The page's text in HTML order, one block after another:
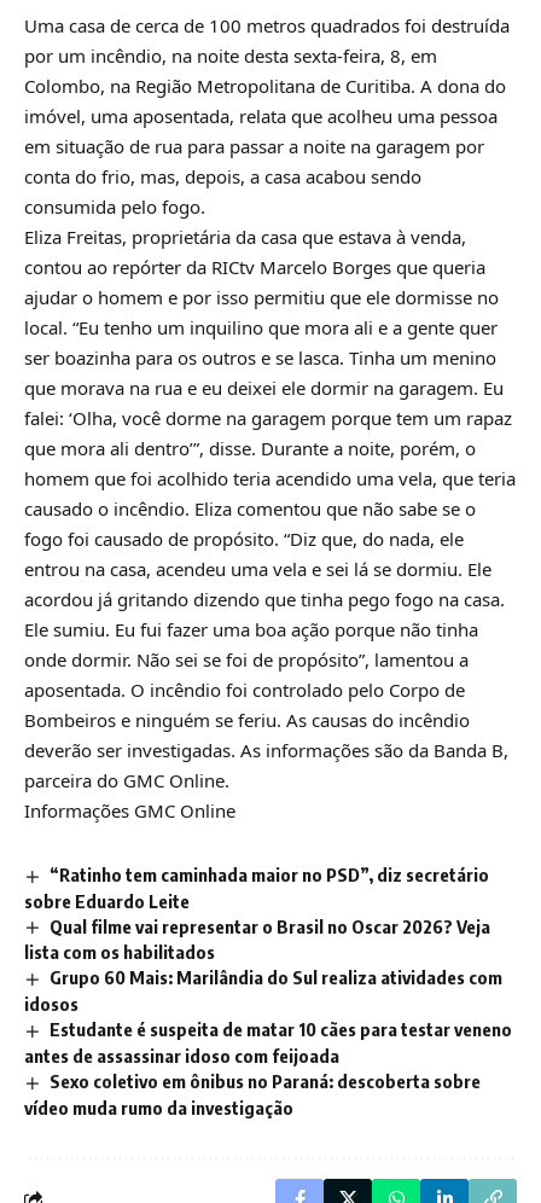
Uma casa de cerca de 100 metros quadrados foi destruída
por um incêndio, na noite desta sexta-feira, 8, em
Colombo, na Região Metropolitana de Curitiba. A dona do
imóvel, uma aposentada, relata que acolheu uma pessoa
em situação de rua para passar a noite na garagem por
conta do frio, mas, depois, a casa acabou sendo
consumida pelo fogo.
Eliza Freitas, proprietária da casa que estava à venda,
contou ao repórter da RICtv Marcelo Borges que queria
ajudar o homem e por isso permitiu que ele dormisse no
local. “Eu tenho um inquilino que mora ali e a gente quer
ser boazinha para os outros e se lasca. Tinha um menino
que morava na rua e eu deixei ele dormir na garagem. Eu
falei: ‘Olha, você dorme na garagem porque tem um rapaz
que mora ali dentro’”, disse. Durante a noite, porém, o
homem que foi acolhido teria acendido uma vela, que teria
causado o incêndio. Eliza comentou que não sabe se o
fogo foi causado de propósito. “Diz que, do nada, ele
entrou na casa, acendeu uma vela e sei lá se dormiu. Ele
acordou já gritando dizendo que tinha pego fogo na casa.
Ele sumiu. Eu fui fazer uma boa ação porque não tinha
onde dormir. Não sei se foi de propósito”, lamentou a
aposentada. O incêndio foi controlado pelo Corpo de
Bombeiros e ninguém se feriu. As causas do incêndio
deverão ser investigadas. As informações são da Banda B,
parceira do GMC Online.
Informações GMC Online
“Ratinho tem caminhada maior no PSD”, diz secretário
sobre Eduardo Leite
Qual filme vai representar o Brasil no Oscar 2026? Veja
lista com os habilitados
Grupo 60 Mais: Marilândia do Sul realiza atividades com
idosos
Estudante é suspeita de matar 10 cães para testar veneno
antes de assassinar idoso com feijoada
Sexo coletivo em ônibus no Paraná: descoberta sobre
vídeo muda rumo da investigação